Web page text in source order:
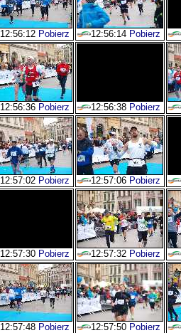
12:56:12 Pobierz 12:56:14 Pobierz
12:56:36 Pobierz 12:56:38 Pobierz
12:57:02 Pobierz 12:57:06 Pobierz
12:57:30 Pobierz 12:57:32 Pobierz
12:57:48 Pobierz 12:57:50 Pobierz